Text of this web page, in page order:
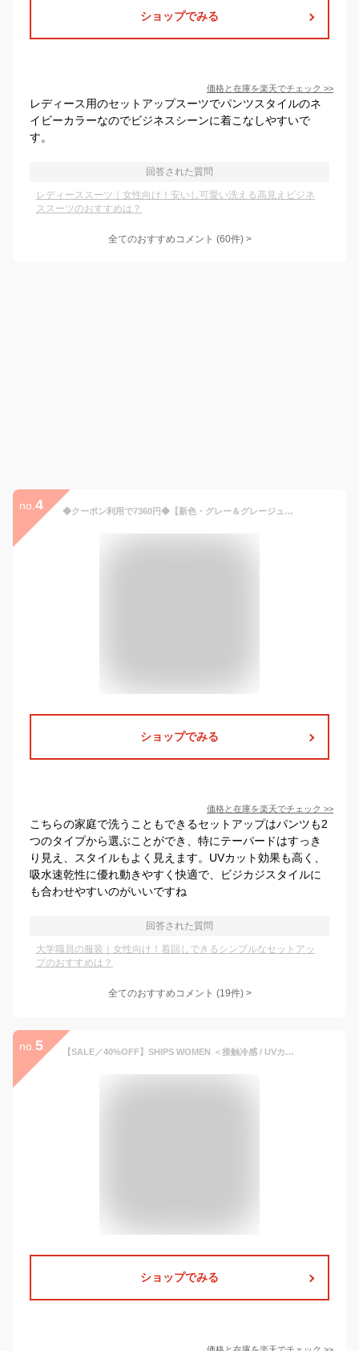
ショップでみる
価格と在庫を楽天でチェック >>
レディース用のセットアップスーツでパンツスタイルのネ
イビーカラーなのでビジネスシーンに着こなしやすいで
す。
回答された質問
レディーススーツ｜女性向け！安いし可愛い洗える高見えビジネ
ススーツのおすすめは？
全てのおすすめコメント (60件) >
no. 4 ◆クーポン利用で7360円◆【新色・グレー＆グレージュ入荷】【洗える/UVカット/吸水速乾】レディース ビジネススーツ ジャケット テーパード ワイド パンツスーツ ミセス 大きいサイズ ママスーツ オフィス 仕事服 面接 営業 リクルート 通勤 黒 紺 ストレッチ 即日発送
ショップでみる
価格と在庫を楽天でチェック >>
こちらの家庭で洗うこともできるセットアップはパンツも2
つのタイプから選ぶことができ、特にテーパードはすっき
り見え、スタイルもよく見えます。UVカット効果も高く、
吸水速乾性に優れ動きやすく快適で、ビジカジスタイルに
も合わせやすいのがいいですね
回答された質問
大学職員の服装｜女性向け！着回しできるシンプルなセットアッ
プのおすすめは？
全てのおすすめコメント (19件) >
no. 5 【SALE／40%OFF】SHIPS WOMEN ＜接触冷感 / UVカット / 手洗い可能＞ストレッチ ジャケット(セットアップ対応) シップス スーツ・フォーマル スーツジャケット ネイビー ホワイト ブラウン【送料無料】
ショップでみる